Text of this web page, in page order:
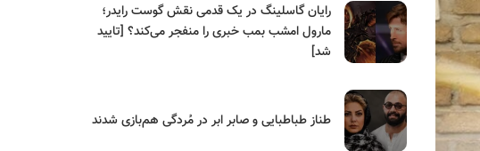
رایان گاسلینگ در یک قدمی نقش گوست رایدر؛
مارول امشب بمب خبری را منفجر می‌کند؟ [تایید
شد]
طناز طباطبایی و صابر ابر در مُردگی هم‌بازی شدند